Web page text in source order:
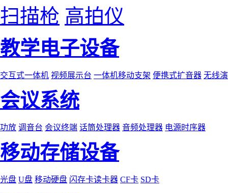
扫描枪 高拍仪
教学电子设备
交互式一体机 视频展示台 一体机移动支架 便携式扩音器 无线
会议系统
功放 调音台 会议终端 话筒处理器 音频处理器 电源时序器
移动存储设备
光盘 U盘 移动硬盘 闪存卡读卡器 CF卡 SD卡